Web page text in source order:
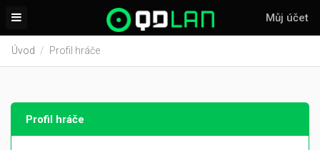
Můj účet
Úvod Profil hráče
Profil hráče